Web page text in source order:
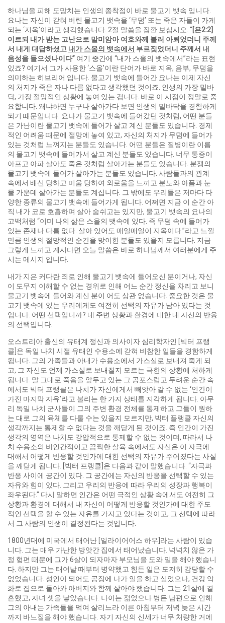
하나님을 피해 도망치는 인생의 종착점이 바로 물고기 뱃속 입니다.
요나는 자신이 갇혀 버린 물고기 뱃속을 ‘무덤’ 또는 죽은 자들이 가게
되는 ‘지옥’이라고 생각했습니다. 2절 말씀을 잠깐 보십시오. “ 욘2:2]
이르되 내가 받는 고난으로 말미암아 여호와께 불러 아뢰었더니 주께
서 내게 대답하셨고 내가 스올의 뱃속에서 부르짖었더니 주께서 내
음성을 들으셨나이다” 여기 중간에 “내가 스올의 뱃속에서”라는 표현
있죠? 여기서 그가 사용한 ‘스올’이란 단어가 바로 지옥, 음부, 무덤을
의미하는 히브리어 입니다. 물고기 뱃속에 들어간 요나는 이제 자신
의 처지가 죽은 자나 다름 없다고 생각했던 것이죠. 인생의 가장 밑바
닥, 가장 절망적인 상황에 놓여 있는 겁니다. 바로 이 시점이 정말로 중
요합니다. 왜냐하면 누구나 살아가다 보면 인생의 밑바닥을 경험하게
되기 때문입니다. 요나가 물고기 뱃속에 들어갔던 것처럼, 어떤 분들
은 가난이란 물고기 뱃속에 들어가 살고 계신 분들도 있습니다. 경제
적인 어려움 때문에 절망에 놓여 있고, 자신의 처지가 무덤에 들어가
있는 것처럼 느껴지는 분들도 있습니다. 어떤 분들은 질병이란 이름
의 물고기 뱃속에 들어가서 살고 계신 분들도 있습니다. 너무 통증이
아프고 아파 살아도 죽은 것처럼 살아가는 분들도 있습니다. 분쟁의
물고기 뱃속에 들어가 살아가는 분들도 있습니다. 사람들과의 관계
속에서 배신 당하고 미움 당하여 외로움을 느끼고 분노와 아픔과 눈
물 가운데 살아가는 분들도 계십니다. 그 밖에도 우리들은 저마다 다
양한 종류의 물고기 뱃속에 들어가게 됩니다. 어쩌면 지금 이 순간 아
직 내가 코로 호흡하며 살아 숨쉬고는 있지만, 물고기 뱃속의 요나의
고백처럼 “이미 나의 삶은 스올의 뱃속에 있다. 즉 무덤 속에 들어가
있는 존재나 다름 없다. 살아 있어도 매일매일이 지옥이다.”라고 느낄
만큼 인생의 절망적인 순간을 맞이한 분들도 있을지 모릅니다. 지금
그렇게 느끼고 계시다면 오늘 말씀은 바로 하나님께서 여러분에게 주
시는 메시지 입니다.
내가 지은 커다란 죄로 인해 물고기 뱃속에 들어오신 분이거나, 자신
이 도무지 이해할 수 없는 경위로 인해 어느 순간 정신을 차리고 보니
물고기 뱃속에 들어와 계신 분이 어도 상관 없습니다. 중요한 것은 물
고기 뱃속에 있는 우리에게도 여전히 선택의 자유가 남아 있다는 것
입니다. 어떤 선택입니까? 내 주변 상황과 환경에 대한 내 자신의 반응
의 선택입니다.
오스트리아 출신의 유태계 정신과 의사이자 심리학자인 [빅터 프랭
클]은 독일 나치 시절 유태인 수용소에 갇혀 비참한 일들을 경함하게
됩니다. 그의 가족들과 아내가 수용소에서 가스실로 보내져 죽게 되
고, 그 자신도 언제 가스실로 보내질지 모르는 극한의 상황에 처하게
됩니다. 말 그대로 죽음을 앞두고 있는 그 공포스럽고 두려운 순간 속
에서도 빅터 프랭클은 나치가 자신에게서 빼앗아 갈 수 없는 ‘인간이
가진 마지막 자유’라고 불리는 한 가지 상태를 지각하게 됩니다. 아무
리 독일 나치 군사들이 그의 주변 환경 전체를 통제하고 그들이 원하
는 대로 그의 육체를 다룰 수는 있을지 모르지만, 빅터 플랭클 자신의
생각까지는 통제할 수 없다는 것을 깨닫게 된 것이죠. 즉 인간이 가진
생각의 영역은 나치도 강압적으로 통제할 수 없는 것이며, 따라서 나
치 수용소의 비인간적이고 끔찍한 살육 속에서도 자신은 이 자극에
대해서 어떻게 반응할 것인가에 대한 선택의 자유가 주어졌다는 사실
을 깨닫게 됩니다. [빅터 프랭클]은 다음과 같이 말했습니다. “자극과
반응 사이에 공간이 있다. 그 공간에는 자신의 반응을 선택할 수 있는
자유와 힘이 있다. 그리고 우리의 반응에 따라 우리의 성장과 행복이
좌우된다.” 다시 말하면 인간은 어떤 극적인 상황 속에서도 여전히 그
상황과 환경에 대해서 내 자신이 어떻게 반응할 것인가에 대한 주도
적인 선택을 할 수 있는 자유를 가지고 있다는 것이고, 그 선택에 따라
서 그 사람의 인생이 결정된다는 것입니다.
1800년대에 미국에서 태어난 [일라이어어스 하우]라는 사람이 있습
니다. 그는 매우 가난한 방앗간 집에서 태어났습니다. 넉넉치 않은 가
정 형편 때문에 그가 6살이 되자마자 부모님을 도와 일을 해야 했습니
다. 하지만 그는 태어날 때부터 병약했고 힘든 일은 도저히 감당할 수
없었습니다. 성인이 되어도 공장에 나가 일을 하고 싶었으나, 건강 악
화로 집으로 돌아와 아버지와 함께 살아야 했습니다. 그는 21살에 결
혼했고, 자녀 셋을 낳았습니다. 나이는 젊었으나 병든 남편으로 인해
그의 아내는 가족들을 먹여 살리느라 이른 아침부터 저녁 늦은 시간
까지 바느질을 해야 했습니다. 자기 자신의 신세가 너무 처량한 거에